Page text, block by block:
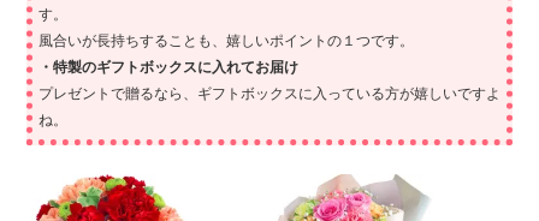
す。
風合いが長持ちすることも、嬉しいポイントの１つです。
・特製のギフトボックスに入れてお届け
プレゼントで贈るなら、ギフトボックスに入っている方が嬉しいですよ
ね。